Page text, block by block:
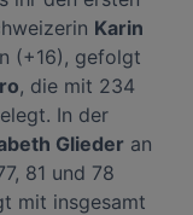
Karin
(+16), gefolgt
, die mit 234
In der
Glieder an
81 und 78
mit insgesamt